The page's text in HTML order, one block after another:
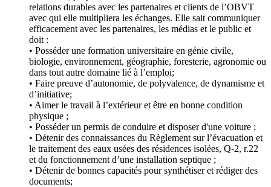
relations durables avec les partenaires et clients de l’OBVT
avec qui elle multipliera les échanges. Elle sait communiquer
efficacement avec les partenaires, les médias et le public et
doit :
• Posséder une formation universitaire en génie civile,
biologie, environnement, géographie, foresterie, agronomie ou
dans tout autre domaine lié à l’emploi;
• Faire preuve d’autonomie, de polyvalence, de dynamisme et
d’initiative;
• Aimer le travail à l’extérieur et être en bonne condition
physique ;
• Posséder un permis de conduire et disposer d'une voiture ;
• Détenir des connaissances du Règlement sur l’évacuation et
le traitement des eaux usées des résidences isolées, Q-2, r.22
et du fonctionnement d’une installation septique ;
• Détenir de bonnes capacités pour synthétiser et rédiger des
documents;